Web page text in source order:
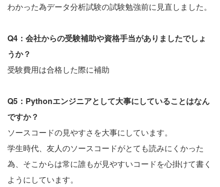
わかった為データ分析試験の試験勉強前に見直しました。
Q4：会社からの受験補助や資格手当がありましたでしょ
うか？
受験費用は合格した際に補助
Q5：Pythonエンジニアとして大事にしていることはなん
ですか？
ソースコードの見やすさを大事にしています。
学生時代、友人のソースコードがとても読みにくかった
為、そこからは常に誰もが見やすいコードを心掛けて書く
ようにしています。